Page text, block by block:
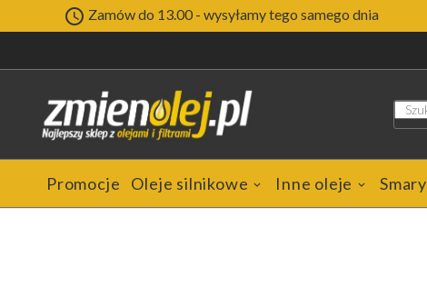
 Zamów do 13.00 - wysyłamy tego samego dnia
Promocje Oleje silnikowe Inne oleje Smary